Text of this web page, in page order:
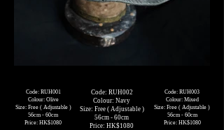
Code: RUH003
Colour: Mixed
Size: Free ( Adjustable )
56cm - 60cm
Price: HK$1080
Code: RUH002
Colour: Navy
Size: Free ( Adjustable )
56cm - 60cm
Price: HK$1080
Code: RUH001
Colour: Olive
Size: Free ( Adjustable)
56cm - 60cm
Price: HK$1080